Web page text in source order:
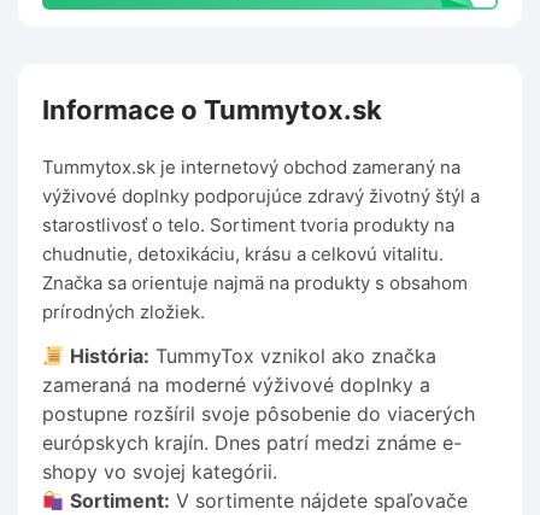
Informace o Tummytox.sk
Tummytox.sk je internetový obchod zameraný na
výživové doplnky podporujúce zdravý životný štýl a
starostlivosť o telo. Sortiment tvoria produkty na
chudnutie, detoxikáciu, krásu a celkovú vitalitu.
Značka sa orientuje najmä na produkty s obsahom
prírodných zložiek.
História: TummyTox vznikol ako značka
zameraná na moderné výživové doplnky a
postupne rozšíril svoje pôsobenie do viacerých
európskych krajín. Dnes patrí medzi známe e-
shopy vo svojej kategórii.
Sortiment: V sortimente nájdete spaľovače